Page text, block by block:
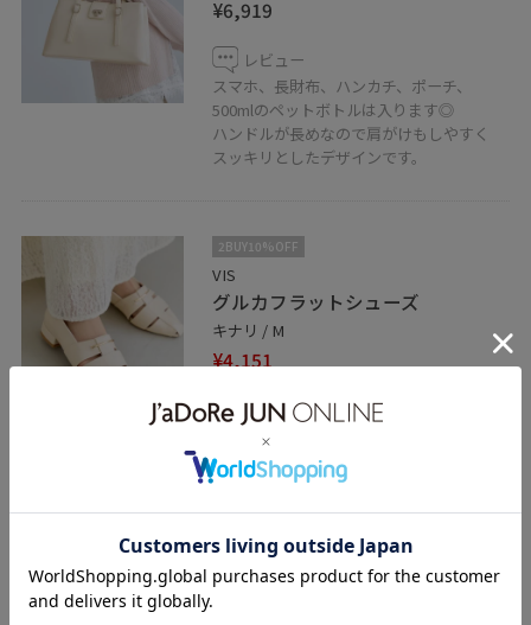
¥6,919
レビュー
スマホ、長財布、ハンカチ、ポーチ、
500mlのペットボトルは入ります◎
ハンドルが長めなので肩がけもしやすく
スッキリとしたデザインです。
2BUY10%OFF
VIS
グルカフラットシューズ
キナリ / M
¥4,151
レビュー
普段23cm-23.5cmでMサイズ着用していま
す。
窮屈感もなくピッタリでした！
関連タグ